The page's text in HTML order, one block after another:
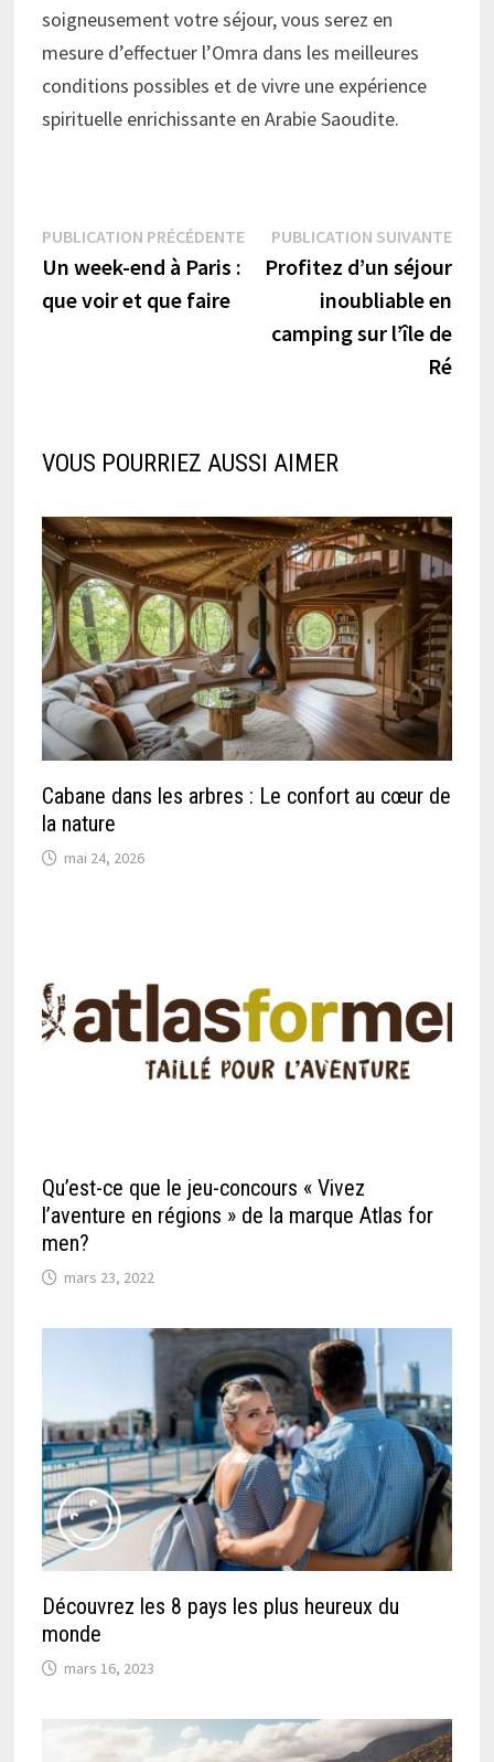
soigneusement votre séjour, vous serez en
mesure d’effectuer l’Omra dans les meilleures
conditions possibles et de vivre une expérience
spirituelle enrichissante en Arabie Saoudite.
Navigation
de
l’article
PUBLICATION PRÉCÉDENTEPublication
précédente :
Un week-end à Paris :
que voir et que faire
PUBLICATION SUIVANTE
Profitez d’un séjour
inoubliable en
camping sur l’île de
Ré
VOUS POURRIEZ AUSSI AIMER
Cabane dans les arbres : Le confort au cœur de
la nature
mai 24, 2026
Qu’est-ce que le jeu-concours « Vivez
l’aventure en régions » de la marque Atlas for
men?
mars 23, 2022
Découvrez les 8 pays les plus heureux du
monde
mars 16, 2023